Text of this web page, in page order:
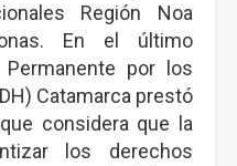
Región Noa
En el último
Permanente por los
Catamarca prestó
considera que la
los derechos